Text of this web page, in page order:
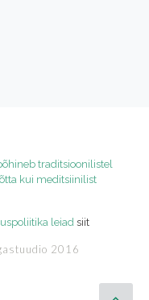
traditsioonilistel
kui meditsiinilist
leiad siit
2016